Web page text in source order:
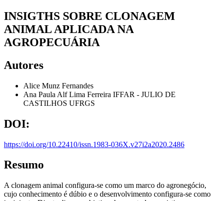
INSIGTHS SOBRE CLONAGEM
ANIMAL APLICADA NA
AGROPECUÁRIA
Autores
Alice Munz Fernandes
Ana Paula Alf Lima Ferreira IFFAR - JULIO DE
CASTILHOS UFRGS
DOI:
https://doi.org/10.22410/issn.1983-036X.v27i2a2020.2486
Resumo
A clonagem animal configura-se como um marco do agronegócio,
cujo conhecimento é dúbio e o desenvolvimento configura-se como